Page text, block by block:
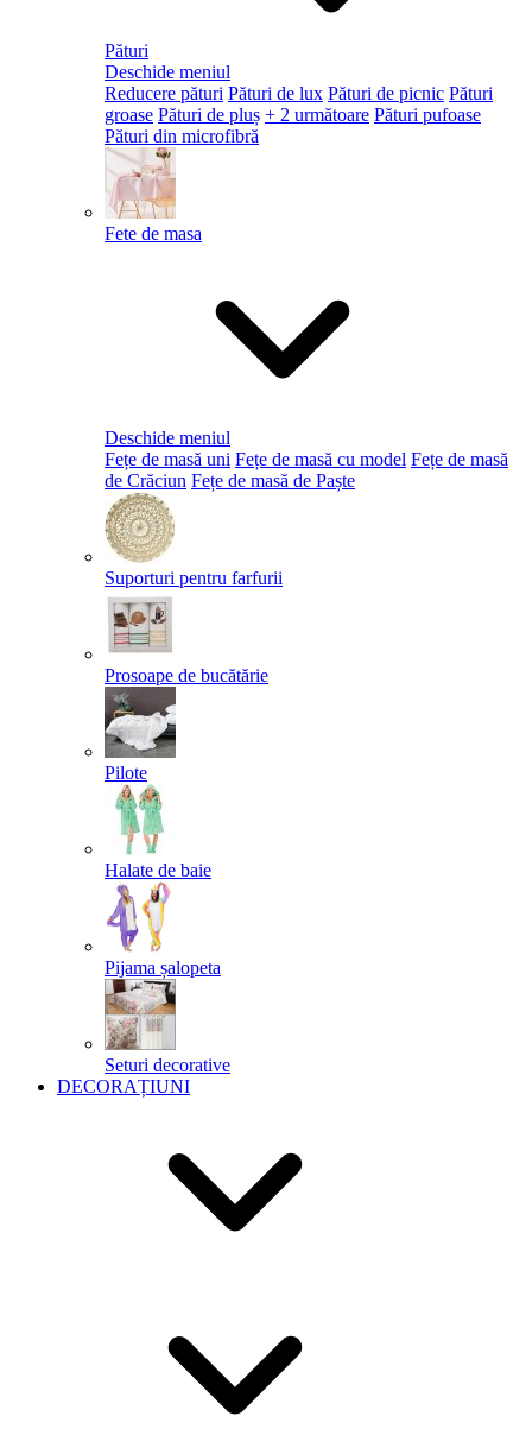
Pături
Deschide meniul
Reducere pături Pături de lux Pături de picnic Pături
groase Pături de pluș + 2 următoare Pături pufoase
Pături din microfibră
Fete de masa
Deschide meniul
Fețe de masă uni Fețe de masă cu model Fețe de masă
de Crăciun Fețe de masă de Paște​
Suporturi pentru farfurii
Prosoape de bucătărie
Pilote
Halate de baie
Pijama șalopeta
Seturi decorative
DECORAȚIUNI